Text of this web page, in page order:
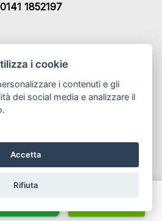
i cookie
i contenuti e gli
dei social media e analizzare il
Accetta
Rifiuta
1852197
/ 15:00 - 19:00
IT 02235920069
autoLabyCar (2025)